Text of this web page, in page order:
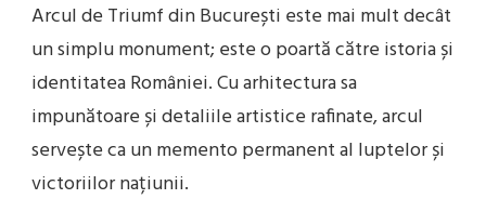
Arcul de Triumf din București este mai mult decât
un simplu monument; este o poartă către istoria și
identitatea României. Cu arhitectura sa
impunătoare și detaliile artistice rafinate, arcul
servește ca un memento permanent al luptelor și
victoriilor națiunii.